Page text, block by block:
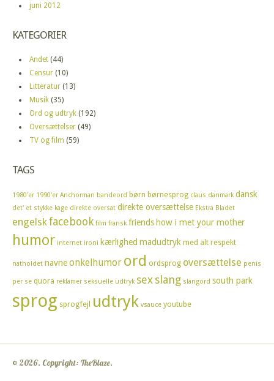
juni 2012
KATEGORIER
Andet (44)
Censur (10)
Litteratur (13)
Musik (35)
Ord og udtryk (192)
Oversættelser (49)
TV og film (59)
TAGS
1980'er 1990'er Anchorman bandeord børn børnesprog claus danmark dansk
det' et stykke kage direkte oversat direkte oversættelse Ekstra Bladet
engelskfacebook film fransk friends how i met your mother
humor internet ironi kærlighed madudtryk med alt respekt
natholdet navneonkelhumor ord ordsprog oversættelse penis
per se quora reklamer seksuelle udtryk sexslang slangord south park
sprog sprogfejl udtryk vsauce youtube
© 2026. Copyright: TheBlaze.